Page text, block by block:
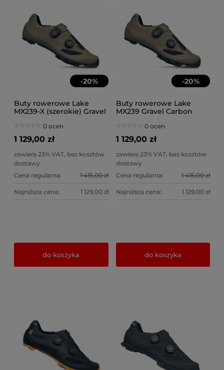
-20%
Buty rowerowe Lake
MX239-X (szerokie) Gravel
0 ocen
1 129,00 zł
zawiera 23% VAT, bez kosztów
dostawy
Cena regularna:
1 415,00 zł
Najniższa cena: 1 129,00 zł
do koszyka
-20%
Buty rowerowe Lake
MX239 Gravel Carbon
0 ocen
1 129,00 zł
zawiera 23% VAT, bez kosztów
dostawy
Cena regularna:
1 415,00 zł
Najniższa cena: 1 129,00 zł
do koszyka